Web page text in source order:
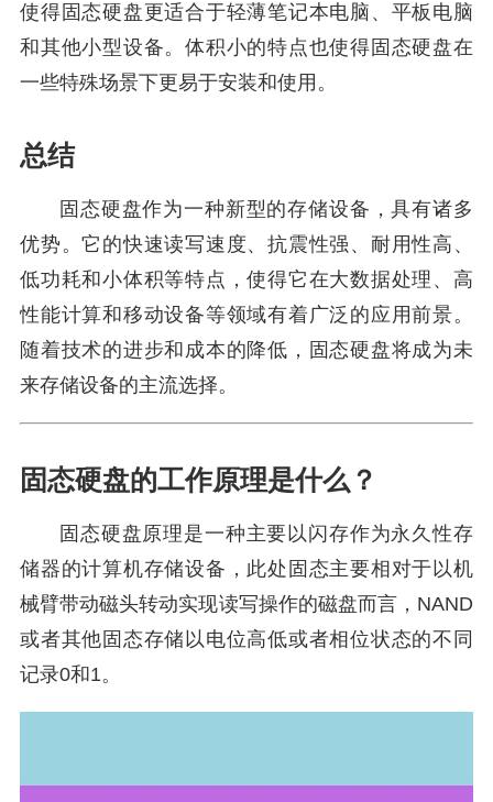
使得固态硬盘更适合于轻薄笔记本电脑、平板电脑
和其他小型设备。体积小的特点也使得固态硬盘在
一些特殊场景下更易于安装和使用。
总结
固态硬盘作为一种新型的存储设备，具有诸多
优势。它的快速读写速度、抗震性强、耐用性高、
低功耗和小体积等特点，使得它在大数据处理、高
性能计算和移动设备等领域有着广泛的应用前景。
随着技术的进步和成本的降低，固态硬盘将成为未
来存储设备的主流选择。
固态硬盘的工作原理是什么？
固态硬盘原理是一种主要以闪存作为永久性存
储器的计算机存储设备，此处固态主要相对于以机
械臂带动磁头转动实现读写操作的磁盘而言，NAND
或者其他固态存储以电位高低或者相位状态的不同
记录0和1。